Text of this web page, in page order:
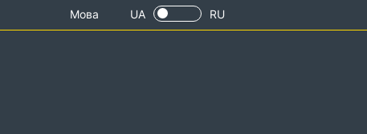
Skip to navigation
Skip to contentМова UA RU